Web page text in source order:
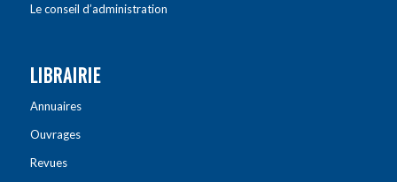
Le conseil d’administration
LIBRAIRIE
Annuaires
Ouvrages
Revues